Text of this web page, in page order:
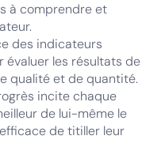
à comprendre et
des indicateurs
les résultats de
qualité et de quantité.
incite chaque
de lui-même le
de titiller leur